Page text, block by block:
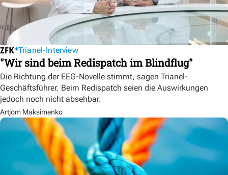
Trianel-Interview
"Wir sind beim Redispatch im Blindflug"
Die Richtung der EEG-Novelle stimmt, sagen Trianel-
Geschäftsführer. Beim Redispatch seien die Auswirkungen
jedoch noch nicht absehbar.
Artjom Maksimenko